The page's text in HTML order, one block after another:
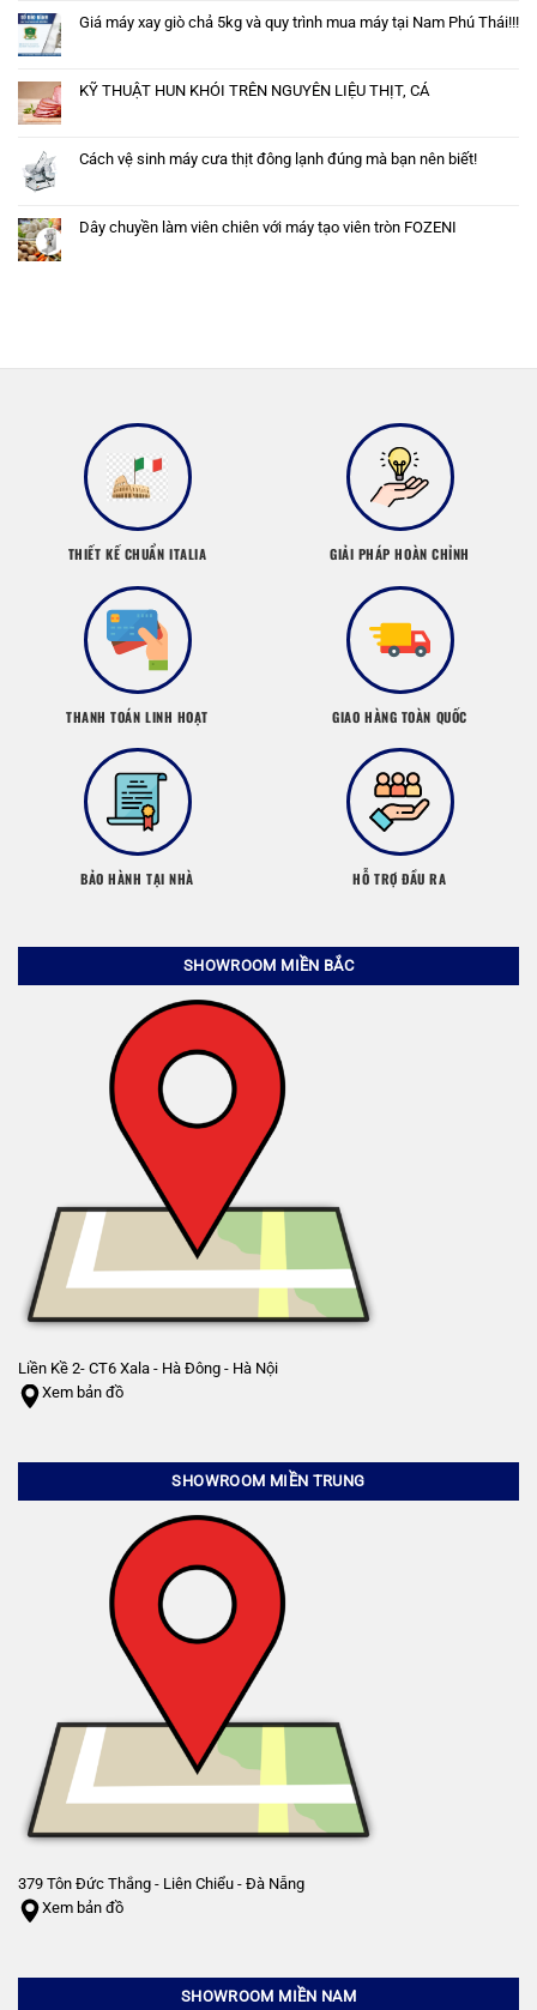
Giá máy xay giò chả 5kg và quy trình mua máy tại Nam Phú Thái!!!
KỸ THUẬT HUN KHÓI TRÊN NGUYÊN LIỆU THỊT, CÁ
Cách vệ sinh máy cưa thịt đông lạnh đúng mà bạn nên biết!
Dây chuyền làm viên chiên với máy tạo viên tròn FOZENI
THIẾT KẾ CHUẨN ITALIA GIẢI PHÁP HOÀN CHỈNH
THANH TOÁN LINH HOẠT GIAO HÀNG TOÀN QUỐC
BẢO HÀNH TẠI NHÀ HỖ TRỢ ĐẦU RA
SHOWROOM MIỀN BẮC
Liền Kề 2- CT6 Xala - Hà Đông - Hà Nội
Xem bản đồ
SHOWROOM MIỀN TRUNG
379 Tôn Đức Thắng - Liên Chiểu - Đà Nẵng
Xem bản đồ
SHOWROOM MIỀN NAM